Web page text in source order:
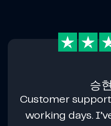
승
Customer
working days.